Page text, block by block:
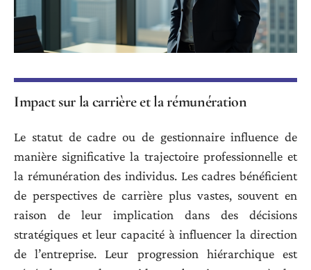
Impact sur la carrière et la rémunération
Le statut de cadre ou de gestionnaire influence de
manière significative la trajectoire professionnelle et
la rémunération des individus. Les cadres bénéficient
de perspectives de carrière plus vastes, souvent en
raison de leur implication dans des décisions
stratégiques et leur capacité à influencer la direction
de l’entreprise. Leur progression hiérarchique est